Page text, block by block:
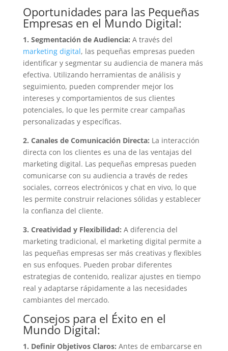
Oportunidades para las Pequeñas
Empresas en el Mundo Digital:
1. Segmentación de Audiencia: A través del
marketing digital, las pequeñas empresas pueden
identificar y segmentar su audiencia de manera más
efectiva. Utilizando herramientas de análisis y
seguimiento, pueden comprender mejor los
intereses y comportamientos de sus clientes
potenciales, lo que les permite crear campañas
personalizadas y específicas.
2. Canales de Comunicación Directa: La interacción
directa con los clientes es una de las ventajas del
marketing digital. Las pequeñas empresas pueden
comunicarse con su audiencia a través de redes
sociales, correos electrónicos y chat en vivo, lo que
les permite construir relaciones sólidas y establecer
la confianza del cliente.
3. Creatividad y Flexibilidad: A diferencia del
marketing tradicional, el marketing digital permite a
las pequeñas empresas ser más creativas y flexibles
en sus enfoques. Pueden probar diferentes
estrategias de contenido, realizar ajustes en tiempo
real y adaptarse rápidamente a las necesidades
cambiantes del mercado.
Consejos para el Éxito en el
Mundo Digital:
1. Definir Objetivos Claros: Antes de embarcarse en